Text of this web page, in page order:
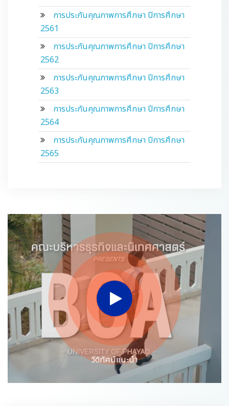
ติดต่อเรา
การประกันคุณภาพการศึกษา ปีการศึกษา
2561
การประกันคุณภาพการศึกษา ปีการศึกษา
2562
การประกันคุณภาพการศึกษา ปีการศึกษา
2563
การประกันคุณภาพการศึกษา ปีการศึกษา
2564
การประกันคุณภาพการศึกษา ปีการศึกษา
2565
วีดิทัศน์แนะนำ